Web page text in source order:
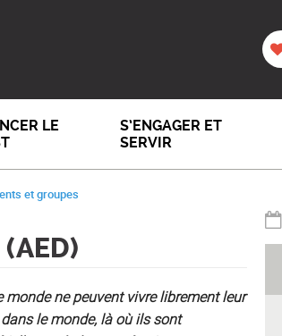
LE
S’ENGAGER ET
SERVIR
et groupes
(AED)
ne peuvent vivre librement leur
dans le monde, là où ils sont